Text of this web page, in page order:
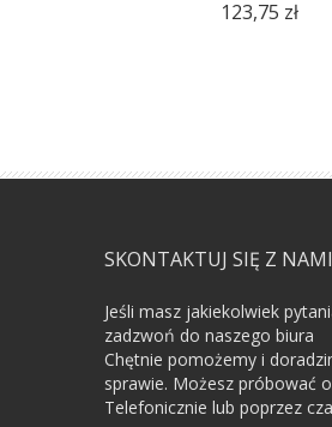
123,75 zł
SKONTAKTUJ SIĘ Z NAMI
Jeśli masz jakiekolwiek
zadzwoń do naszego biura
Chętnie pomożemy i
sprawie. Możesz próbować
Telefonicznie lub poprzez